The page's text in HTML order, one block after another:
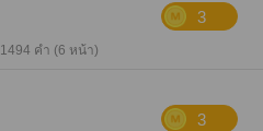
3
1494 คำ (6 หน้า)
3